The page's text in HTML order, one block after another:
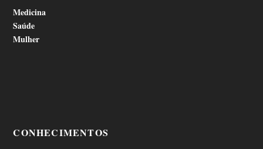
Medicina
Saúde
Mulher
CONHECIMENTOS